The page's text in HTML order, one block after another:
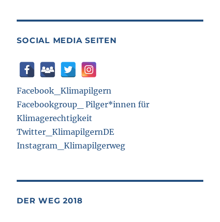
SOCIAL MEDIA SEITEN
Facebook_Klimapilgern
Facebookgroup_ Pilger*innen für
Klimagerechtigkeit
Twitter_KlimapilgernDE
Instagram_Klimapilgerweg
DER WEG 2018